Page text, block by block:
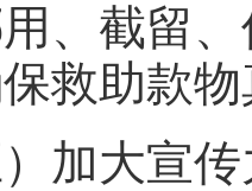
、截留
救助款
大宣传